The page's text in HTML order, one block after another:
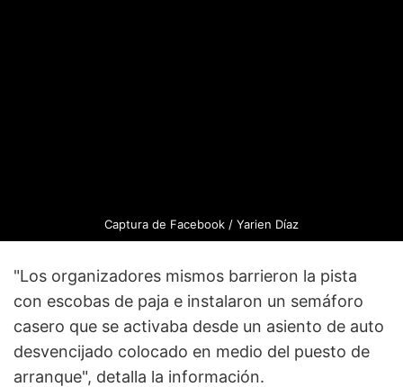
Captura de Facebook / Yarien Díaz
"Los organizadores mismos barrieron la pista
con escobas de paja e instalaron un semáforo
casero que se activaba desde un asiento de auto
desvencijado colocado en medio del puesto de
arranque", detalla la información.